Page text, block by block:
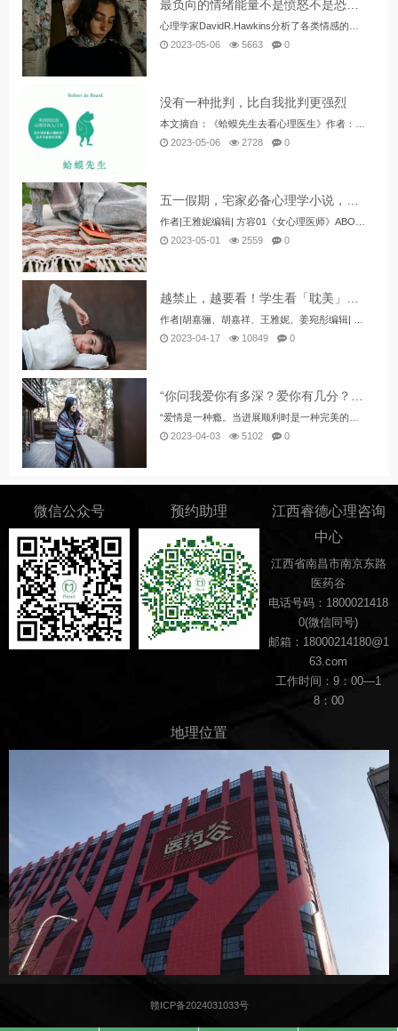
2023-05-06
5663 0
没有一种批判，比自我批判更强烈
2023-05-06
2728 0
2023-05-01
2559 0
2023-04-17
10849 0
2023-04-03
5102 0
微信公众号 预约助理
江西睿德心理咨询
中心
江西省南昌市南京东路
医药谷
电话号码：1800021418
0(微信同号)
邮箱：18000214180@1
63.com
工作时间：9：00—1
8：00
地理位置
赣ICP备2024031033号